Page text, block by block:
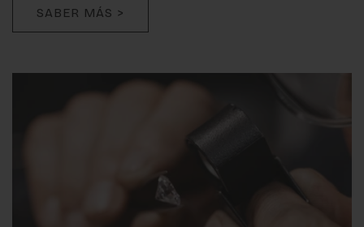
SABER MÁS >